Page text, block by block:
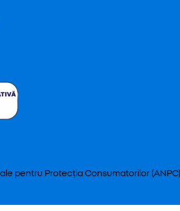
pentru Protecția Consumatorilor